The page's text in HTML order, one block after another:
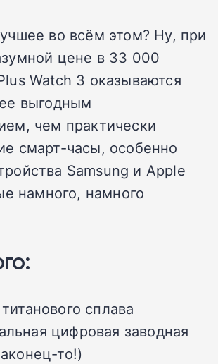
во всём этом? Ну, при
цене в 33 000
Watch 3 оказываются
выгодным
чем практически
смарт-часы, особенно
Samsung и Apple
намного, намного
сплава
цифровая заводная
то!)